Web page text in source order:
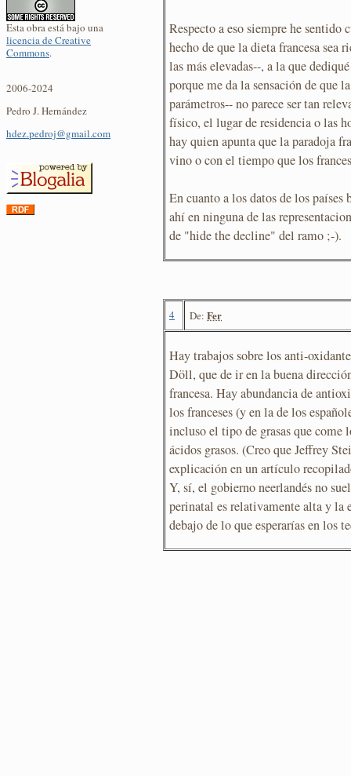
Esta obra está bajo una
licencia de Creative
Commons.
2006-2024
Pedro J. Hernández
hdez.pedroj@gmail.com
Respecto a eso siempre he sentido
hecho de que la dieta francesa sea
las más elevadas--, a la que
porque me da la sensación de que
parámetros-- no parece ser tan
físico, el lugar de residencia o las
hay quien apunta que la paradoja
vino o con el tiempo que los
En cuanto a los datos de los países
ahí en ninguna de las
de "hide the decline" del ramo ;-).
4 De: Fer
Hay trabajos sobre los anti-
Döll, que de ir en la buena
francesa. Hay abundancia de
los franceses (y en la de los
incluso el tipo de grasas que come
ácidos grasos. (Creo que Jeffrey
explicación en un artículo
Y, sí, el gobierno neerlandés no
perinatal es relativamente alta y la
debajo de lo que esperarías en los